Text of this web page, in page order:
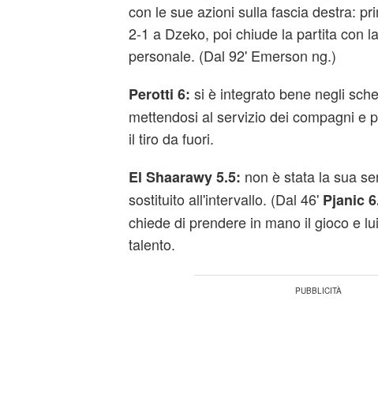
con le sue azioni sulla fascia destra:
2-1 a Dzeko, poi chiude la partita con
personale. (Dal 92' Emerson ng.)
Perotti 6: si è integrato bene negli
mettendosi al servizio dei compagni e
il tiro da fuori.
El Shaarawy 5.5: non è stata la sua
sostituito all'intervallo. (Dal 46' Pjanic
chiede di prendere in mano il gioco e
talento.